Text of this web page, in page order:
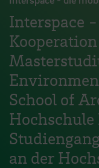
Interspace
School of
an der